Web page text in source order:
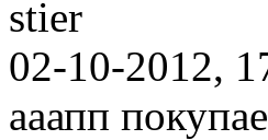
stier
02-10-2012,
ааапп